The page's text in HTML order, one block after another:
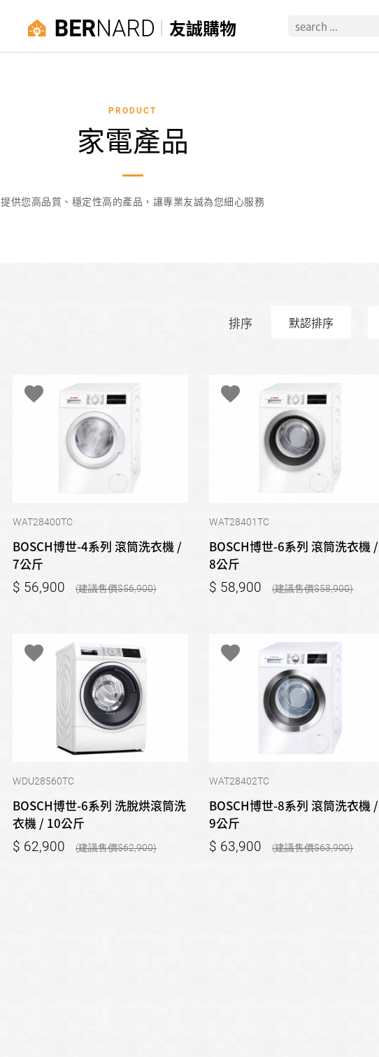
友誠購物
PRODUCT
家電產品
提供您高品質、穩定性高的產品，讓專業友誠為您細心服務
排序 默認排序
WAT28400TC
BOSCH博世-4系列 滾筒洗衣機 /
7公斤
56,900 56,900
WAT28401TC
BOSCH博世-6系列 滾筒洗衣機 /
8公斤
58,900 58,900
WDU28560TC
BOSCH博世-6系列 洗脫烘滾筒洗
衣機 / 10公斤
62,900 62,900
WAT28402TC
BOSCH博世-8系列 滾筒洗衣機 /
9公斤
63,900 63,900